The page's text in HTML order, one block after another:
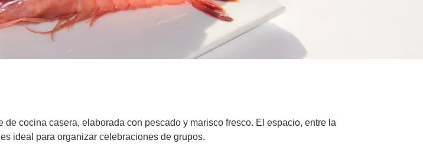
cocina casera, elaborada con pescado y marisco fresco. El espacio, entre la
ideal para organizar celebraciones de grupos.